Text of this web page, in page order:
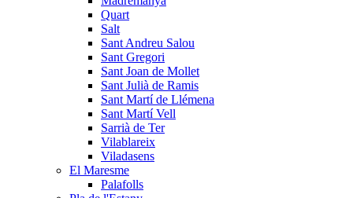
Quart
Salt
Sant Andreu Salou
Sant Gregori
Sant Joan de Mollet
Sant Julià de Ramis
Sant Martí de Llémena
Sant Martí Vell
Sarrià de Ter
Vilablareix
Viladasens
El Maresme
Palafolls